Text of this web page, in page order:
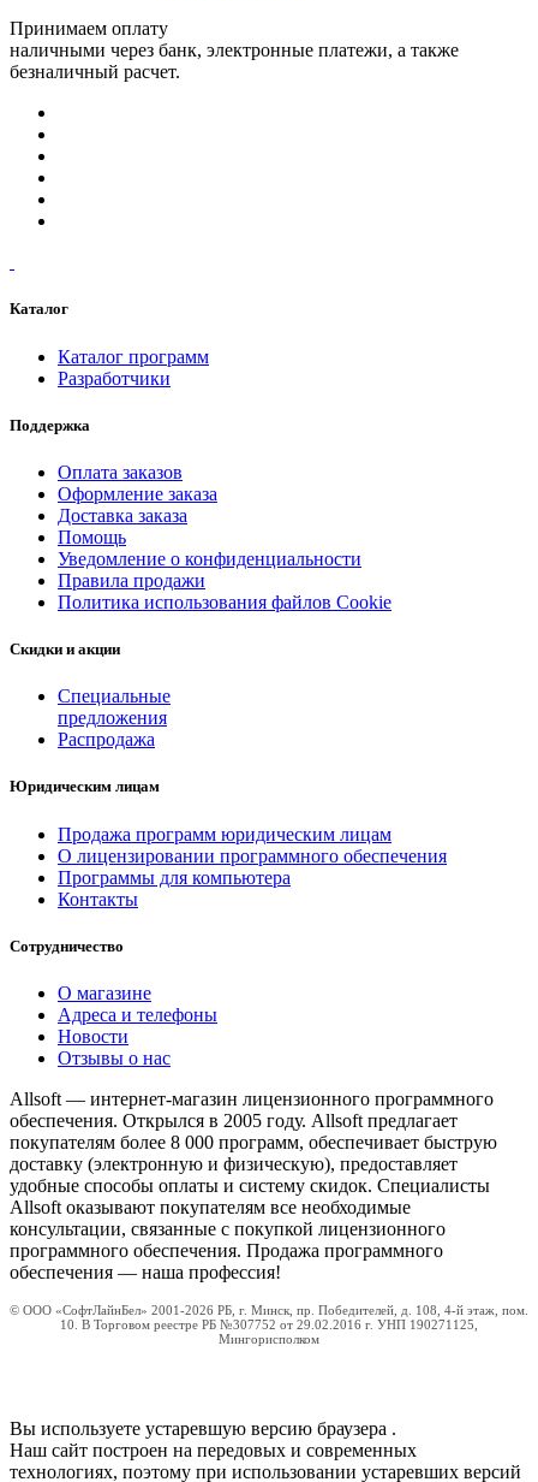
Принимаем оплату
наличными через банк, электронные платежи, а также
безналичный расчет.
Каталог
Каталог программ
Разработчики
Поддержка
Оплата заказов
Оформление заказа
Доставка заказа
Помощь
Уведомление о конфиденциальности
Правила продажи
Политика использования файлов Cookie
Скидки и акции
Специальные
предложения
Распродажа
Юридическим лицам
Продажа программ юридическим лицам
О лицензировании программного обеспечения
Программы для компьютера
Контакты
Сотрудничество
О магазине
Адреса и телефоны
Новости
Отзывы о нас
Allsoft — интернет-магазин лицензионного программного
обеспечения. Открылся в 2005 году. Allsoft предлагает
покупателям более 8 000 программ, обеспечивает быструю
доставку (электронную и физическую), предоставляет
удобные способы оплаты и систему скидок. Специалисты
Allsoft оказывают покупателям все необходимые
консультации, связанные с покупкой лицензионного
программного обеспечения. Продажа программного
обеспечения — наша профессия!
© ООО «СофтЛайнБел» 2001-2026 РБ, г. Минск, пр. Победителей, д. 108, 4-й этаж, пом.
10. В Торговом реестре РБ №307752 от 29.02.2016 г. УНП 190271125,
Мингорисполком
Вы используете устаревшую версию браузера .
Наш сайт построен на передовых и современных
технологиях, поэтому при использовании устаревших версий